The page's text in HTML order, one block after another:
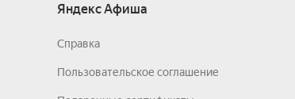
Яндекс Афиша
Справка
Пользовательское соглашение